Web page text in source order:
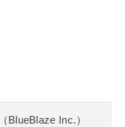
BlueBlaze Inc.）